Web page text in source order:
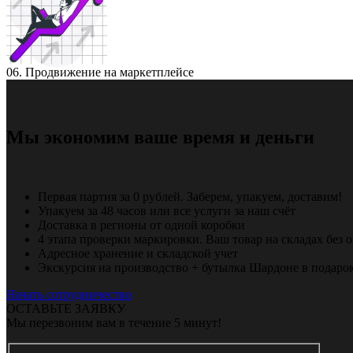
06. Продвижение на маркетплейсе
Мы экономим ваше время и деньги
Первая партия за 0 рублей. Заберем, упакуем, доставим!
Упакуем за 48 часов или все услуги за наш счёт
Доставка в регионы от одной коробки
4 этапа проверки маркировки. Ваш товар на складах без
Адресное хранение и складской учет
Экскурсия на производство + бутылка Шардоне в
Начать сотрудничество
ОСТАВЬТЕ ЗАЯВКУ
Мы перезвоним вам в течение 5 минут!